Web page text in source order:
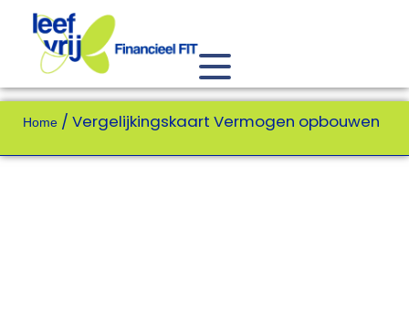
Home / Vergelijkingskaart Vermogen opbouwen